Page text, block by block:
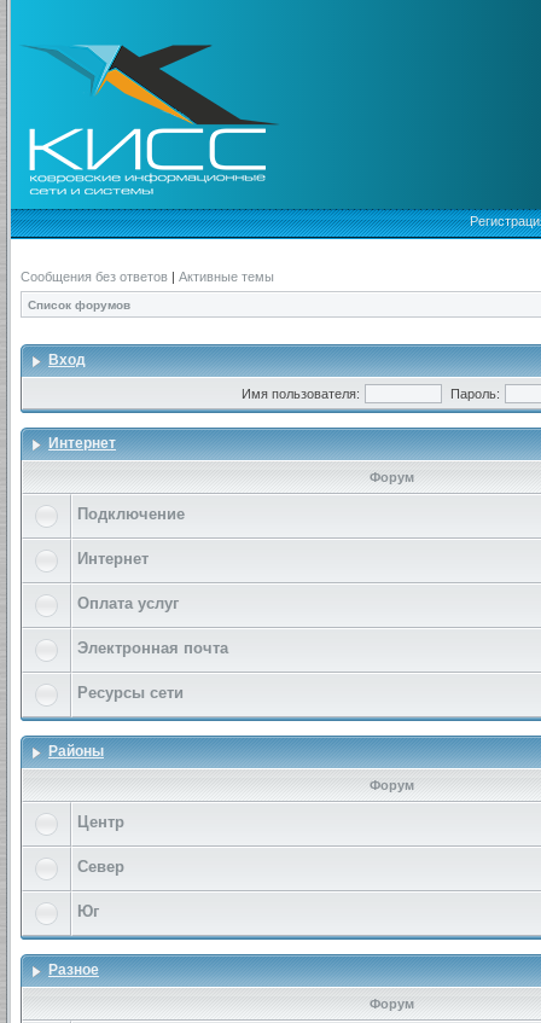
Сообщения без ответов | Активные темы
Список форумов
Вход
Имя пользователя: Пароль:
Интернет
Форум
Подключение
Интернет
Оплата услуг
Электронная почта
Ресурсы сети
Районы
Форум
Центр
Север
Юг
Разное
Форум